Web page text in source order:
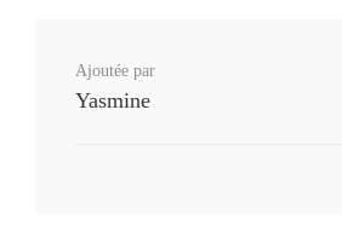
Ajoutée par
Yasmine